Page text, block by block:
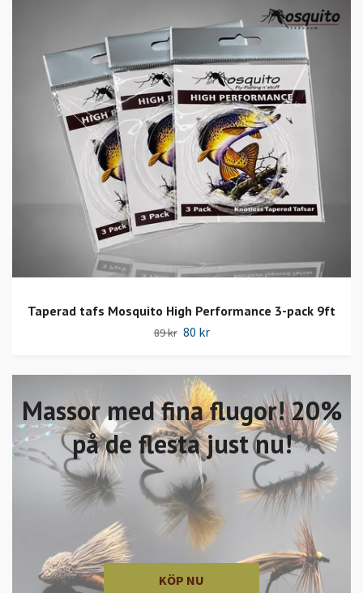
Massor med fina flugor! 20%
på de flesta just nu!
KÖP NU
Taperad tafs Mosquito High Performance 3-pack 9ft
89 kr 80 kr